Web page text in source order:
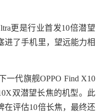
更是行业首发10倍潜望
进了手机里，望远能力相
代旗舰OPPO Find X10
双潜望长焦的机型。此
在评估10倍长焦，最终还